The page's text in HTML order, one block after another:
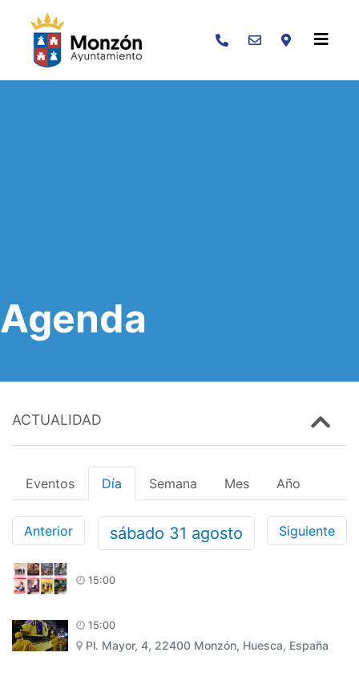
Buscar
Agenda
ACTUALIDAD
Eventos Día Semana Mes Año
Anterior sábado 31 agosto Siguiente
15:00
15:00
Pl. Mayor, 4, 22400 Monzón, Huesca, España